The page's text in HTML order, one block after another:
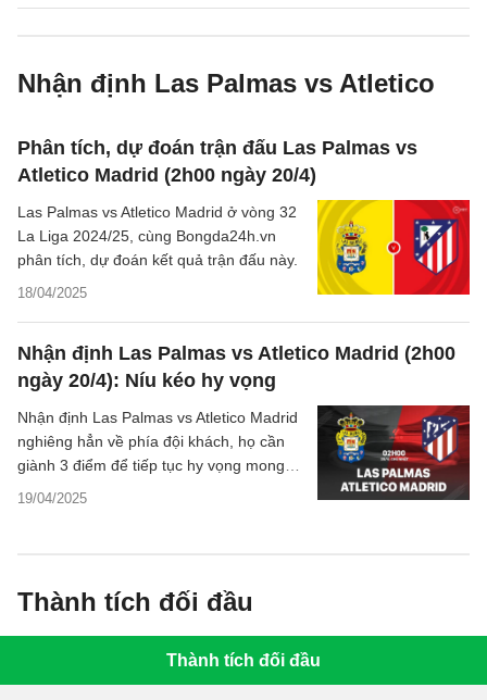
Nhận định Las Palmas vs Atletico
Phân tích, dự đoán trận đấu Las Palmas vs
Atletico Madrid (2h00 ngày 20/4)
18/04/2025
Las Palmas vs Atletico Madrid ở vòng 32
La Liga 2024/25, cùng Bongda24h.vn
phân tích, dự đoán kết quả trận đấu này.
Nhận định Las Palmas vs Atletico Madrid (2h00
ngày 20/4): Níu kéo hy vọng
19/04/2025
Nhận định Las Palmas vs Atletico Madrid
nghiêng hẳn về phía đội khách, họ cần
giành 3 điểm để tiếp tục hy vọng mong
manh trong cuộc đua vô địch ở La Liga
Thành tích đối đầu
Thành tích đối đầu